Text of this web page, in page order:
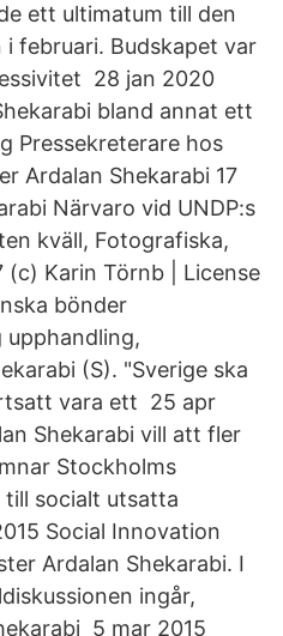
ett ultimatum till den
i februari. Budskapet var
28 jan 2020
bland annat ett
Pressekreterare hos
Ardalan Shekarabi 17
Närvaro vid UNDP:s
kväll, Fotografiska,
Karin Törnb | License
bönder
(S). "Sverige ska
vara ett 25 apr
Shekarabi vill att fler
Stockholms
socialt utsatta
Social Innovation
Ardalan Shekarabi. I
ingår,
5 mar 2015